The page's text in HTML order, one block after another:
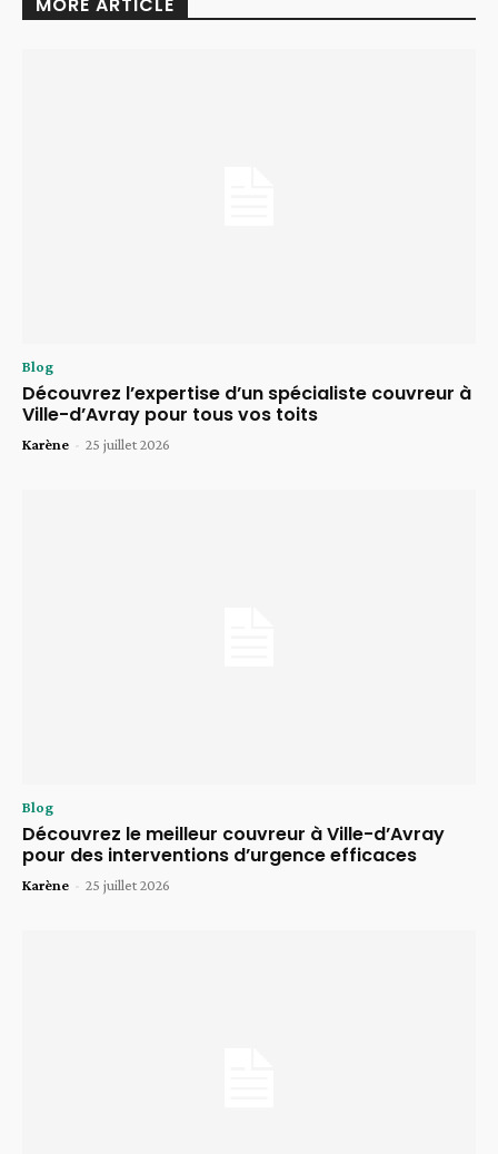
MORE ARTICLE
Blog
Découvrez l’expertise d’un spécialiste couvreur à
Ville-d’Avray pour tous vos toits
Karène - 25 juillet 2026
Blog
Découvrez le meilleur couvreur à Ville-d’Avray
pour des interventions d’urgence efficaces
Karène - 25 juillet 2026